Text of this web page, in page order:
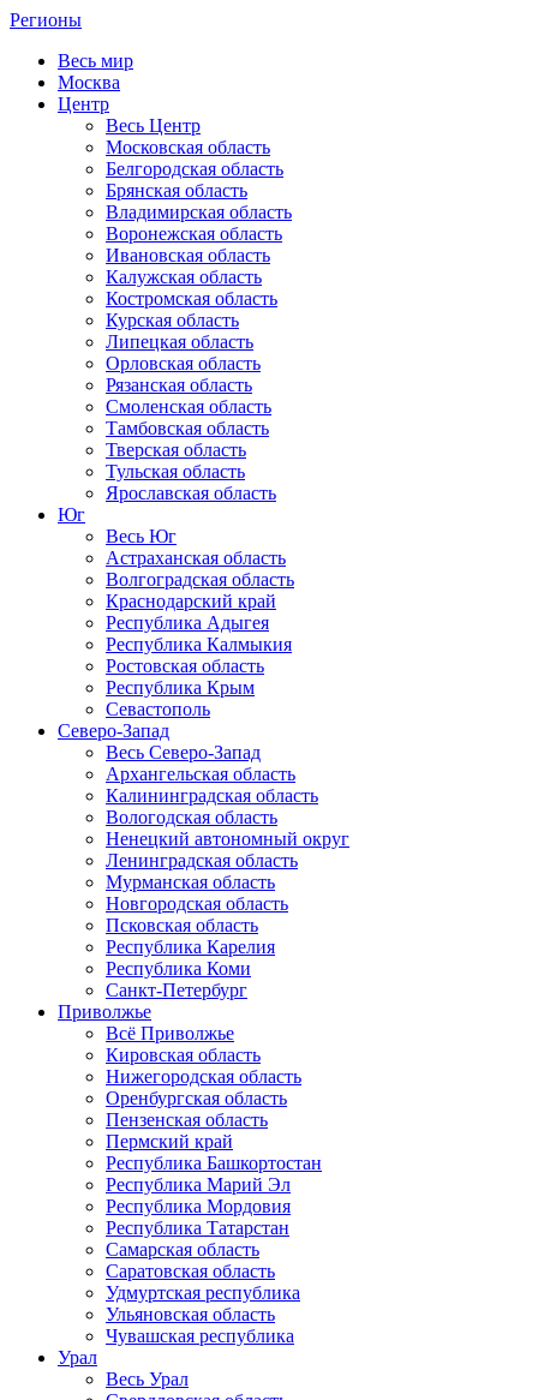
Регионы
Весь мир
Москва
Центр
Весь Центр
Московская область
Белгородская область
Брянская область
Владимирская область
Воронежская область
Ивановская область
Калужская область
Костромская область
Курская область
Липецкая область
Орловская область
Рязанская область
Смоленская область
Тамбовская область
Тверская область
Тульская область
Ярославская область
Юг
Весь Юг
Астраханская область
Волгоградская область
Краснодарский край
Республика Адыгея
Республика Калмыкия
Ростовская область
Республика Крым
Севастополь
Северо-Запад
Весь Северо-Запад
Архангельская область
Калининградская область
Вологодская область
Ненецкий автономный округ
Ленинградская область
Мурманская область
Новгородская область
Псковская область
Республика Карелия
Республика Коми
Санкт-Петербург
Приволжье
Всё Приволжье
Кировская область
Нижегородская область
Оренбургская область
Пензенская область
Пермский край
Республика Башкортостан
Республика Марий Эл
Республика Мордовия
Республика Татарстан
Самарская область
Саратовская область
Удмуртская республика
Ульяновская область
Чувашская республика
Урал
Весь Урал